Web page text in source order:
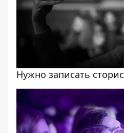
Нужно записать сторис